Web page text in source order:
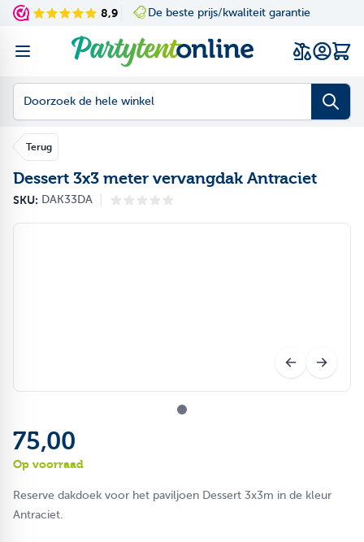
Ga naar de inhoud8,9 Navigating through
Press to skip the
De beste prijs/kwaliteit garantie
Terug
Dessert 3x3 meter vervangdak Antraciet
SKU: DAK33DA
75,00
Op voorraad
Reserve dakdoek voor het paviljoen Dessert 3x3m in de kleur
Antraciet.